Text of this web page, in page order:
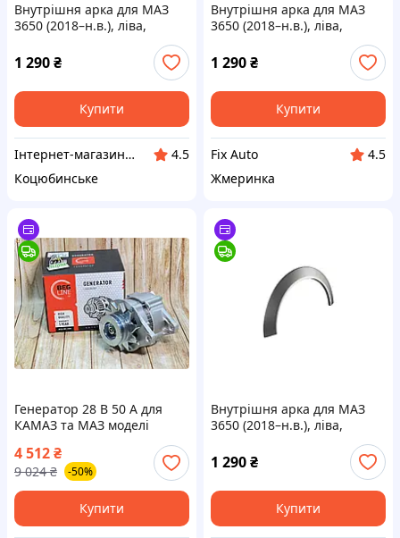
Внутрішня арка для МАЗ
3650 (2018–н.в.), ліва,
залежить від моделі
автомобіля
1 290₴
Купити
Інтернет-магазин "VooDooCar"
4.5
Коцюбинське
Внутрішня арка для МАЗ
3650 (2018–н.в.), ліва,
залежить від моделі
автомобіля
1 290₴
Купити
Fix Auto
4.5
Жмеринка
Генератор 28 В 50 A для
КАМАЗ та МАЗ моделі
надійного живлення авто
4 512₴
9 024 ₴ -50%
Купити
Внутрішня арка для МАЗ
3650 (2018–н.в.), ліва,
залежить від моделі
автомобіля
1 290₴
Купити